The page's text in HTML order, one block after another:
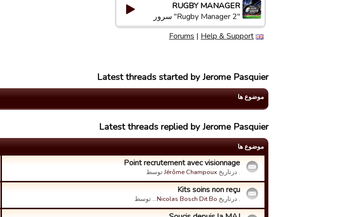
RUGBY MANAGER
"Rugby Manager 2" سرور
Forums | Help & Support
Latest threads started by Jerome Pasquier
موضوع ها
Latest threads replied by Jerome Pasquier
موضوع ها
Point recrutement avec visionnage
. درتاریخ Jérôme Champouxتوسط
Kits soins non reçu
. درتاریخ Nicolas Bosch Dit Bo… توسط